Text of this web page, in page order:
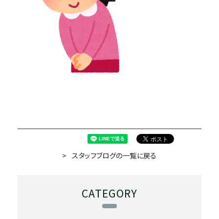
スタッフブログの一覧に戻る
CATEGORY